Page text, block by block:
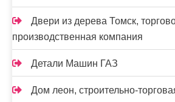
Двери из дерева Томск,
производственная компания
Детали Машин ГАЗ
Дом леон, строительно-